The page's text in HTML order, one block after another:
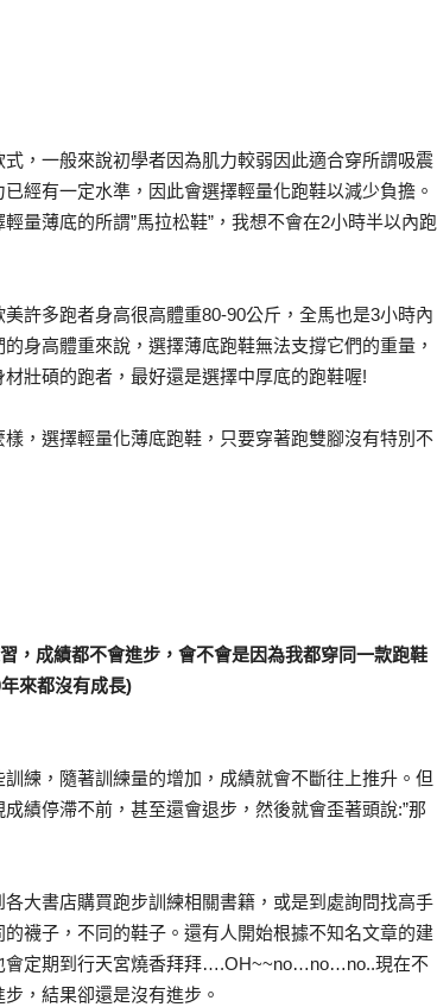
，一般來說初學者因為肌力較弱因此適合穿所謂吸震
經有一定水準，因此會選擇輕量化跑鞋以減少負擔。
量薄底的所謂”馬拉松鞋”，我想不會在2小時半以內跑
許多跑者身高很高體重80-90公斤，全馬也是3小時內
身高體重來說，選擇薄底跑鞋無法支撐它們的重量，
壯碩的跑者，最好還是選擇中厚底的跑鞋喔!
，選擇輕量化薄底跑鞋，只要穿著跑雙腳沒有特別不
，成績都不會進步，會不會是因為我都穿同一款跑鞋
來都沒有成長)
練，隨著訓練量的增加，成績就會不斷往上推升。但
績停滯不前，甚至還會退步，然後就會歪著頭說:”那
大書店購買跑步訓練相關書籍，或是到處詢問找高手
襪子，不同的鞋子。還有人開始根據不知名文章的建
會定期到行天宮燒香拜拜….OH~~no…no…no..現在不
，結果卻還是沒有進步。